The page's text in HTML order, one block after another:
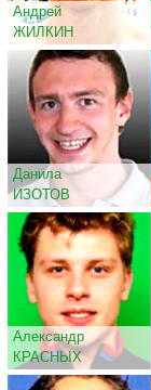
Андрей
ЖИЛКИН
Данила
ИЗОТОВ
Александр
КРАСНЫХ